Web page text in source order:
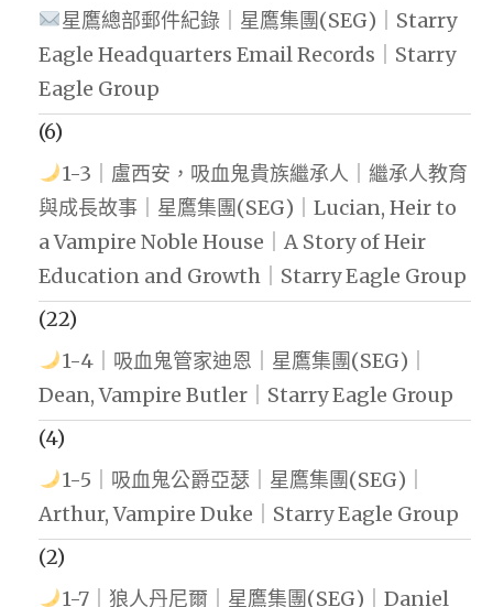
星鷹總部郵件紀錄｜星鷹集團(SEG)｜Starry
Eagle Headquarters Email Records｜Starry
Eagle Group
(6)
1-3｜盧西安，吸血鬼貴族繼承人｜繼承人教育
與成長故事｜星鷹集團(SEG)｜Lucian, Heir to
a Vampire Noble House｜A Story of Heir
Education and Growth｜Starry Eagle Group
(22)
1-4｜吸血鬼管家迪恩｜星鷹集團(SEG)｜
Dean, Vampire Butler｜Starry Eagle Group
(4)
1-5｜吸血鬼公爵亞瑟｜星鷹集團(SEG)｜
Arthur, Vampire Duke｜Starry Eagle Group
(2)
1-7｜狼人丹尼爾｜星鷹集團(SEG)｜Daniel